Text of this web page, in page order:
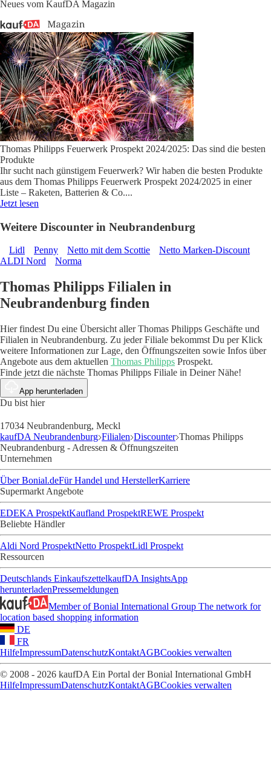
Neues vom KaufDA Magazin
Thomas Philipps Feuerwerk Prospekt 2024/2025: Das sind die besten
Produkte
Ihr sucht nach günstigem Feuerwerk? Wir haben die besten Produkte
aus dem Thomas Philipps Feuerwerk Prospekt 2024/2025 in einer
Liste – Raketen, Batterien & Co....
Jetzt lesen
Weitere Discounter in Neubrandenburg
Lidl Penny Netto mit dem Scottie
Netto Marken-Discount
ALDI Nord
Norma
Thomas Philipps Filialen in
Neubrandenburg finden
Hier findest Du eine Übersicht aller Thomas Philipps Geschäfte und
Filialen in Neubrandenburg. Zu jeder Filiale bekommst Du per Klick
weitere Informationen zur Lage, den Öffnungszeiten sowie Infos über
Angebote aus dem aktuellen Thomas Philipps Prospekt.
Finde jetzt die nächste Thomas Philipps Filiale in Deiner Nähe!
App herunterladen
Du bist hier
17034 Neubrandenburg, Meckl
kaufDA Neubrandenburg Filialen Discounter Thomas Philipps
Neubrandenburg - Adressen & Öffnungszeiten
Unternehmen
Über Bonial.deFür Handel und HerstellerKarriere
Supermarkt Angebote
EDEKA ProspektKaufland ProspektREWE Prospekt
Beliebte Händler
Aldi Nord ProspektNetto ProspektLidl Prospekt
Ressourcen
Deutschlands EinkaufszettelkaufDA InsightsApp
herunterladenPressemeldungen
Member of Bonial International Group The network for
location based shopping information
DE
FR
HilfeImpressumDatenschutzKontaktAGBCookies verwalten
© 2008 - 2026 kaufDA Ein Portal der Bonial International GmbH
HilfeImpressumDatenschutzKontaktAGBCookies verwalten